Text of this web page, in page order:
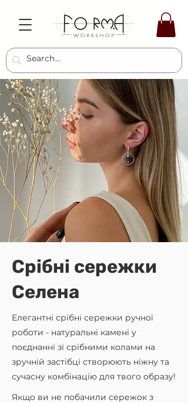
Срібні сережки
Селена
Елегантні срібні сережки ручної
роботи - натуральні камені у
поєднанні зі срібними колами на
зручній застібці створюють ніжну та
сучасну комбінацію для твого образу!
Якщо ви не побачили сережок з